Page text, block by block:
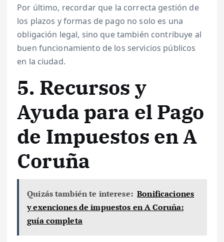
Por último, recordar que la correcta gestión de
los plazos y formas de pago no solo es una
obligación legal, sino que también contribuye al
buen funcionamiento de los servicios públicos
en la ciudad.
5. Recursos y
Ayuda para el Pago
de Impuestos en A
Coruña
Quizás también te interese: Bonificaciones
y exenciones de impuestos en A Coruña:
guía completa